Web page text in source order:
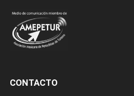
CONTACTO